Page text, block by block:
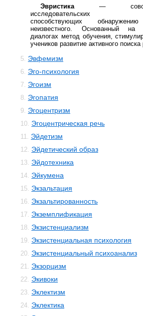
Эвристика—
исследовательских
способствующих
неизвестного. Основанный на
диалогах метод обучения,
учеников развитие активного
5. Эвфемизм
6. Эго-психология
7. Эгоизм
8. Эгопатия
9. Эгоцентризм
10. Эгоцентрическая речь
11. Эйдетизм
12. Эйдетический образ
13. Эйдотехника
14. Эйкумена
15. Экзальтация
16. Экзальтированность
17. Экземплификация
18. Экзистенциализм
19. Экзистенциальная психология
20. Экзистенциальный психоанализ
21. Экзорцизм
22. Экивоки
23. Эклектизм
24. Эклектика